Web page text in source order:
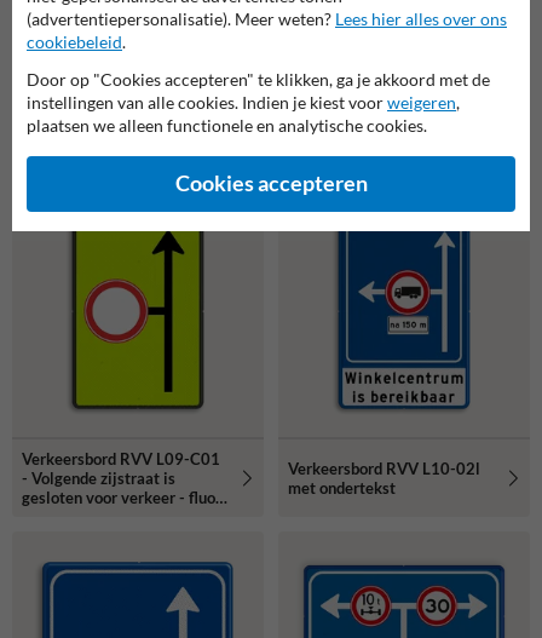
Verkeersbord RVV L09-4r -
Doodlopende weg -
Verkeersbord RVV L09-4r -
Verkeersbord RVV L09-C01
- Volgende zijstraat is
gesloten voor verkeer - fluor
Verkeersbord RVV L10-02l
met ondertekst
(advertentiepersonalisatie). Meer weten? Lees hier alles over ons
cookiebeleid.
Door op "Cookies accepteren" te klikken, ga je akkoord met de
instellingen van alle cookies. Indien je kiest voorweigeren,
plaatsen we alleen functionele en analytische cookies.
Cookies accepteren